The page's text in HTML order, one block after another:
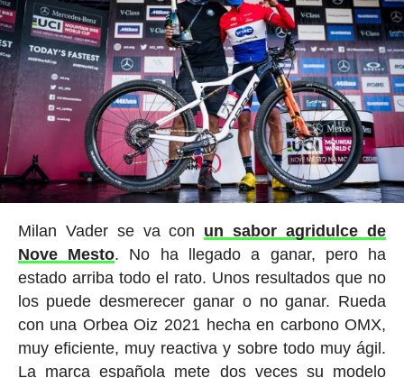
Milan Vader se va con un sabor agridulce de
Nove Mesto. No ha llegado a ganar, pero ha
estado arriba todo el rato. Unos resultados que no
los puede desmerecer ganar o no ganar. Rueda
con una Orbea Oiz 2021 hecha en carbono OMX,
muy eficiente, muy reactiva y sobre todo muy ágil.
La marca española mete dos veces su modelo